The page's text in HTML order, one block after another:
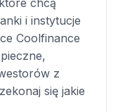
chcą
i instytucje
Coolfinance
z
się jakie